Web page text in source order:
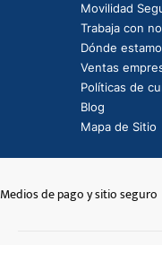
Movilidad
Trabaja con
Dónde
Ventas
Políticas de
Blog
Mapa de Sitio
Medios de pago y sitio seguro